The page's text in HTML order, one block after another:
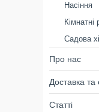
Насіння
Кімнатні
Садова
Про нас
Доставка та
Статті